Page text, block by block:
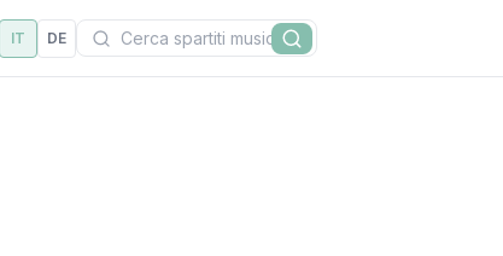
IT DE Cerca
Cerca